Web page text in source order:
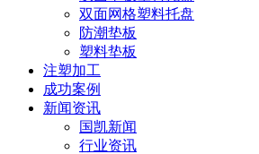
双面网格塑料托盘
防潮垫板
塑料垫板
注塑加工
成功案例
新闻资讯
国凯新闻
行业资讯